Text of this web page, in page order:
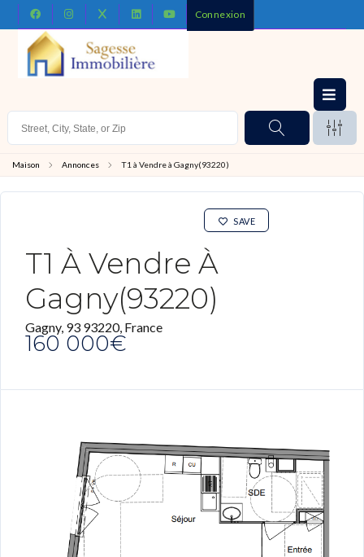
Connexion
Maison Annonces T1 à Vendre à Gagny(93220)
T1 À Vendre À
Gagny(93220)
Gagny, 93 93220, France
SAVE
160 000€